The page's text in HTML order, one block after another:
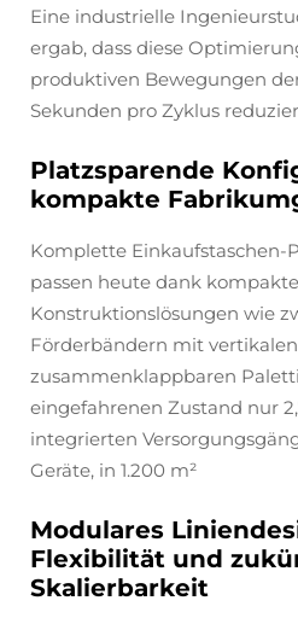
Eine industrielle
ergab, dass diese
produktiven Bewegungen
Sekunden pro Zyklus
Platzsparende
kompakte
Komplette Einkaufstaschen-
passen heute dank
Konstruktionslösungen wie
Förderbändern mit
zusammenklappbaren
eingefahrenen Zustand nur
integrierten
Geräte, in 1.200 m²
Modulares
Flexibilität und
Skalierbarkeit